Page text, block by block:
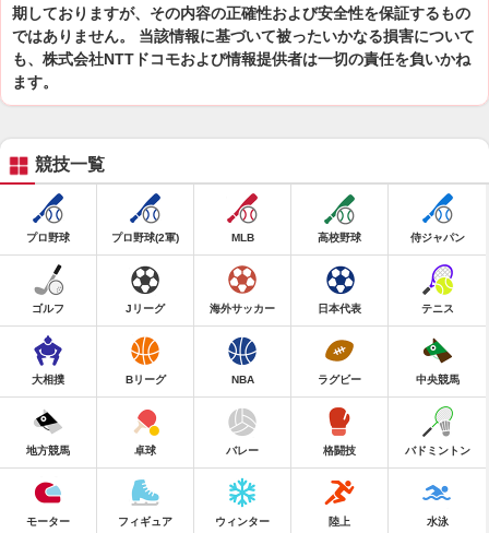
期しておりますが、その内容の正確性および安全性を保証するもの
ではありません。 当該情報に基づいて被ったいかなる損害について
も、株式会社NTTドコモおよび情報提供者は一切の責任を負いかね
ます。
競技一覧
プロ野球 プロ野球(2軍) MLB 高校野球 侍ジャパン
ゴルフ Jリーグ 海外サッカー 日本代表 テニス
大相撲 Bリーグ NBA ラグビー 中央競馬
地方競馬 卓球 バレー 格闘技 バドミントン
モーター フィギュア ウィンター 陸上 水泳